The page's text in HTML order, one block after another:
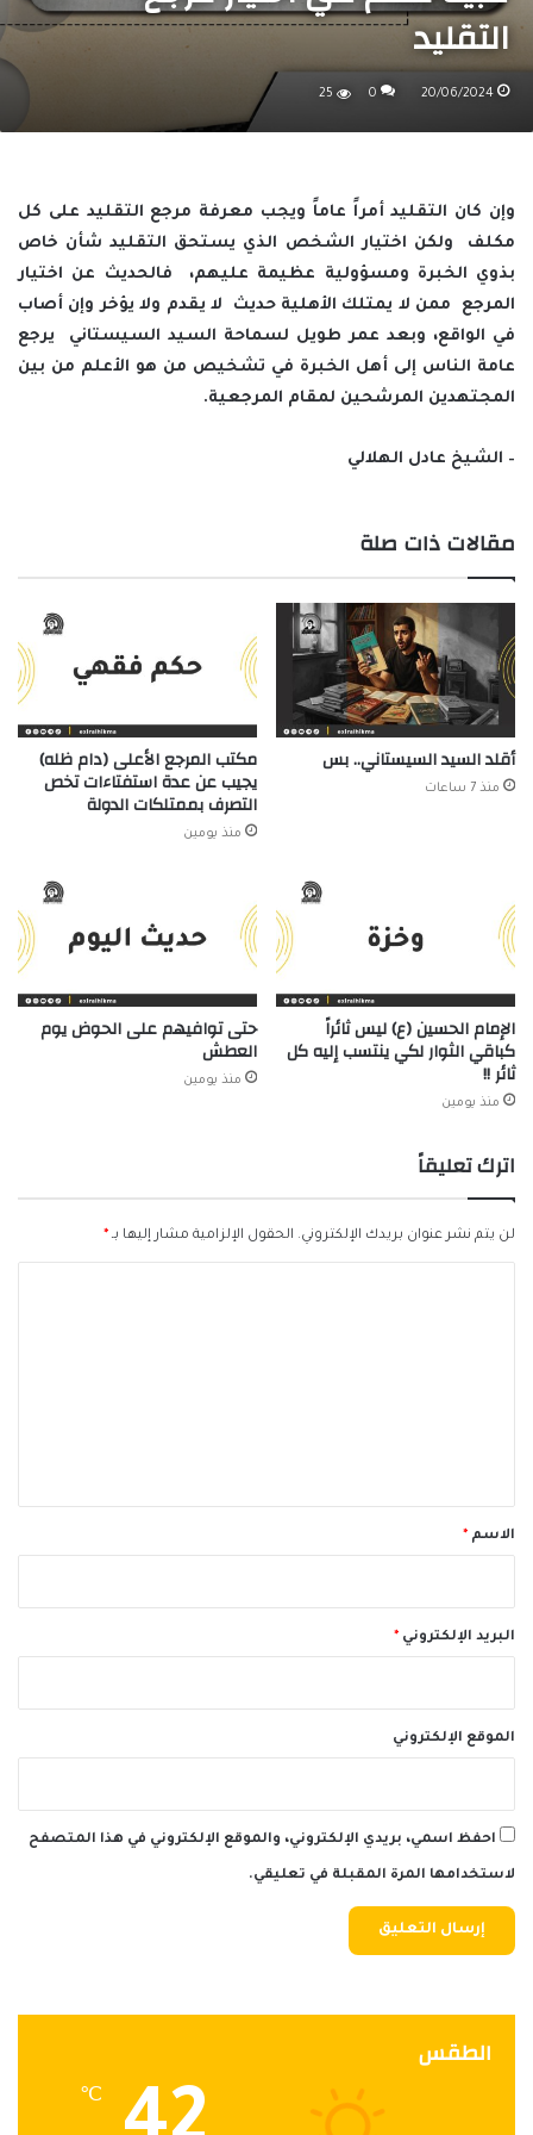
التقليد
20/06/2024
0
25
وإن كان التقليد أمراً عاماً ويجب معرفة مرجع التقليد على كل
مكلف ولكن اختيار الشخص الذي يستحق التقليد شأن خاص
بذوي الخبرة ومسؤولية عظيمة عليهم، فالحديث عن اختيار
المرجع ممن لا يمتلك الأهلية حديث لا يقدم ولا يؤخر وإن أصاب
في الواقع، وبعد عمر طويل لسماحة السيد السيستاني يرجع
عامة الناس إلى أهل الخبرة في تشخيص من هو الأعلم من بين
المجتهدين المرشحين لمقام المرجعية.
– الشيخ عادل الهلالي
مقالات ذات صلة
أقلد السيد السيستاني.. بس
منذ 7 ساعات
مكتب المرجع الأعلى (دام ظله)
يجيب عن عدة استفتاءات تخص
التصرف بممتلكات الدولة
منذ يومين
الإمام الحسين (ع) ليس ثائراً
كباقي الثوار لكي ينتسب إليه كل
ثائر !!
منذ يومين
حتى توافيهم على الحوض يوم
العطش
منذ يومين
اترك تعليقاً
لن يتم نشر عنوان بريدك الإلكتروني. الحقول الإلزامية مشار إليها بـ *
*الاسم *
البريد الإلكتروني *
الموقع الإلكتروني
احفظ اسمي، بريدي الإلكتروني، والموقع الإلكتروني في هذا المتصفح
لاستخدامها المرة المقبلة في تعليقي.
الطقس
℃